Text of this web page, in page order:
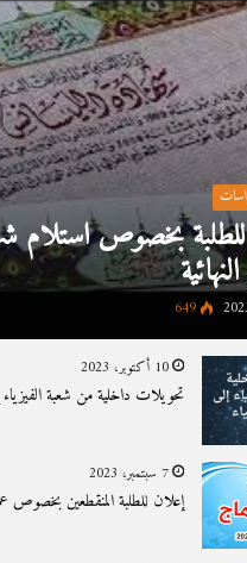
بخصوص استلام
649
10 أكتوبر، 2023
تحويلات داخلية من شعبة
7 سبتمبر، 2023
إعلان للطلبة المنقطعين بخصوص